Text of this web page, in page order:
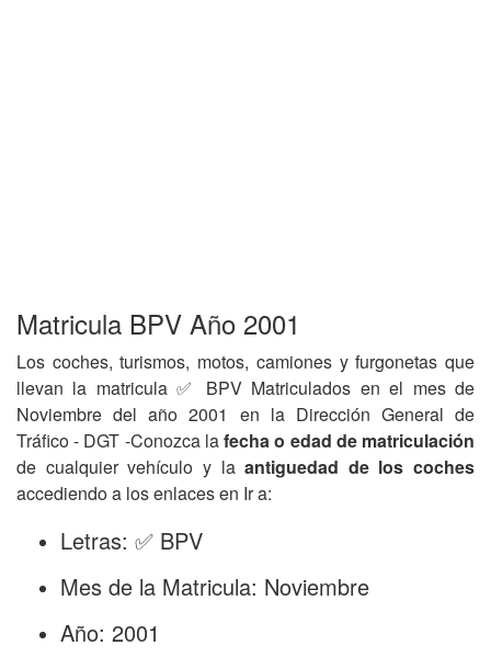
Matricula BPV Año 2001
Los coches, turismos, motos, camiones y furgonetas que
llevan la matricula ✅ BPV Matriculados en el mes de
Noviembre del año 2001 en la Dirección General de
Tráfico - DGT -Conozca lafecha o edad de matriculación
de cualquier vehículo y laantiguedad de los coches
accediendo a los enlaces en Ir a:
Letras: ✅ BPV
Mes de la Matricula: Noviembre
Año: 2001